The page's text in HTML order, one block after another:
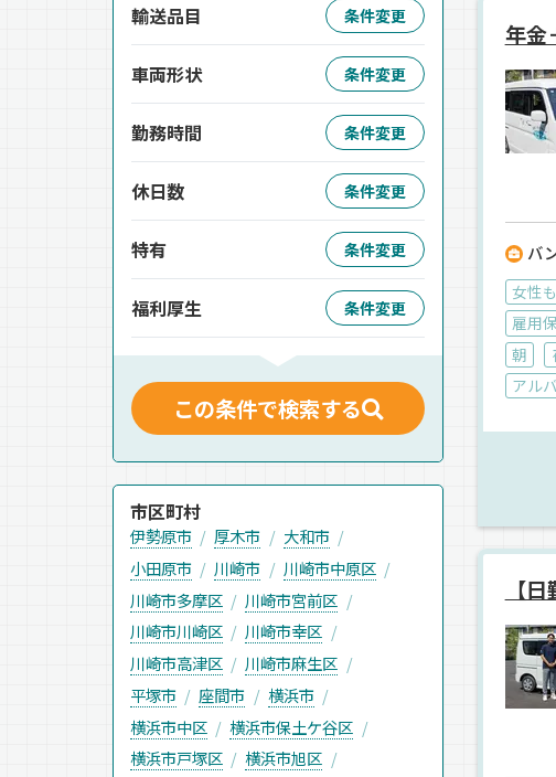
年金
バ
女性
雇用
朝
アル
【
輸送品目 条件変更
車両形状 条件変更
勤務時間 条件変更
休日数 条件変更
特有 条件変更
福利厚生 条件変更
この条件で検索する
市区町村
伊勢原市 厚木市
大和市
小田原市
川崎市
川崎市中原区
川崎市多摩区
川崎市宮前区
川崎市川崎区
川崎市幸区
川崎市高津区
川崎市麻生区
平塚市
座間市
横浜市
横浜市中区
横浜市保土ケ谷区
横浜市戸塚区
横浜市旭区